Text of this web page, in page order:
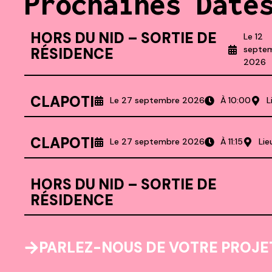
HORS DU NID – SORTIE DE
RÉSIDENCE
Le 12
2026
CLAPOTI Le 27 septembre 2026 À 10:00
CLAPOTI Le 27 septembre 2026 À 11:15
HORS DU NID – SORTIE DE
RÉSIDENCE
PARLEZ-NOUS DE VOTRE